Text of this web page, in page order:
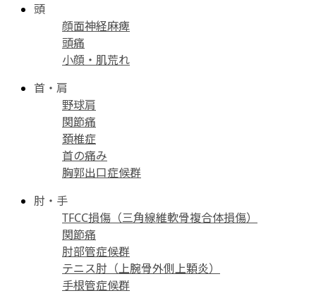
頭
顔面神経麻痺
頭痛
小顔・肌荒れ
首・肩
野球肩
関節痛
頚椎症
首の痛み
胸郭出口症候群
肘・手
TFCC損傷（三角線維軟骨複合体損傷）
関節痛
肘部管症候群
テニス肘（上腕骨外側上顆炎）
手根管症候群